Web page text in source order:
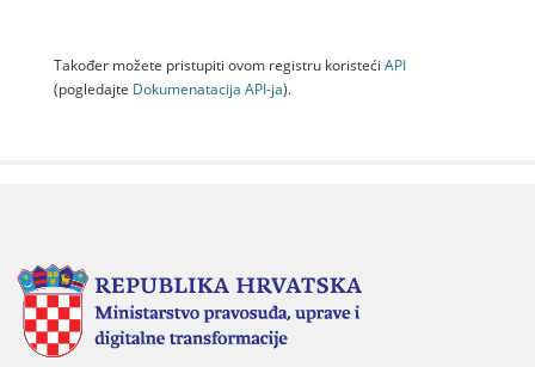
Također možete pristupiti ovom registru koristeći API
(pogledajte Dokumenаtаcijа API-jа).